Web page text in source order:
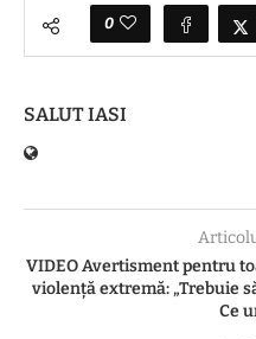
0
SALUT IASI
VIDEO Avertisment pentru
violență extremă: „Trebuie
Ce